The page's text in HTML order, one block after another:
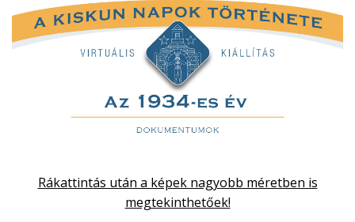
Rákattintás után a képek nagyobb méretben is
megtekinthetőek!